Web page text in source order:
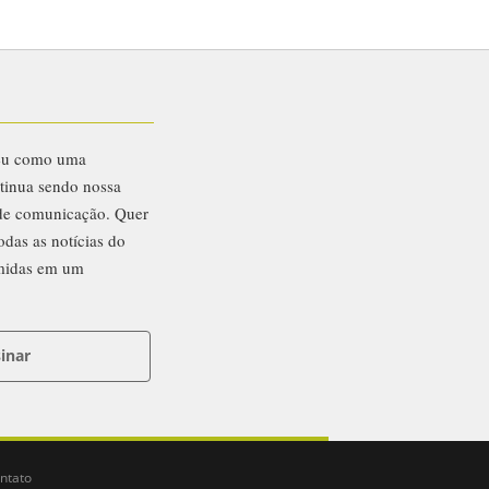
como uma
sendo nossa
comunicação. Quer
as notícias do
em um